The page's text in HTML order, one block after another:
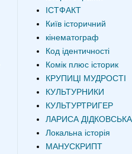
ІСТФАКТ
Київ історичний
кінематограф
Код ідентичності
Комік плюс історик
КРУПИЦІ МУДРОСТІ
КУЛЬТУРНИКИ
КУЛЬТУРТРИГЕР
ЛАРИСА ДІДКОВСЬКА
Локальна історія
МАНУСКРИПТ